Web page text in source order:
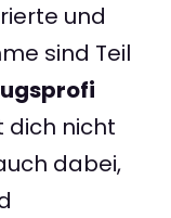
und
sind Teil
dich nicht
dabei,